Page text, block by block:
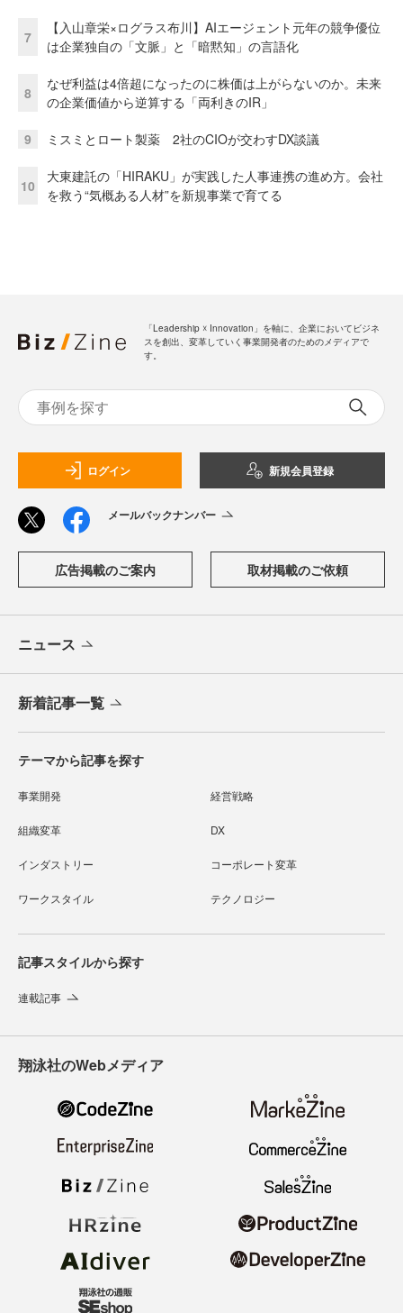
7
【入山章栄×ログラス布川】AIエージェント元年の競争優位
は企業独自の「文脈」と「暗黙知」の言語化
8
なぜ利益は4倍超になったのに株価は上がらないのか。未来
の企業価値から逆算する「両利きのIR」
9 ミスミとロート製薬 2社のCIOが交わすDX談議
10
大東建託の「HIRAKU」が実践した人事連携の進め方。会社
を救う“気概ある人材”を新規事業で育てる
「Leadership ☓ Innovation」を軸に、企業においてビジネ
スを創出、変革していく事業開発者のためのメディアで
す。
ログイン 新規会員登録
メールバックナンバー
広告掲載のご案内 取材掲載のご依頼
ニュース
新着記事一覧
テーマから記事を探す
事業開発 経営戦略
組織変革 DX
インダストリー コーポレート変革
ワークスタイル テクノロジー
記事スタイルから探す
連載記事
翔泳社のWebメディア